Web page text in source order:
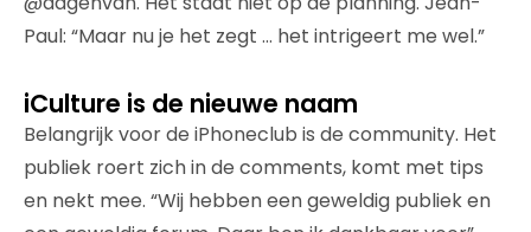
Paul: “Maar nu je het zegt … het intrigeert me wel.”
iCulture is de nieuwe naam
Belangrijk voor de iPhoneclub is de community. Het
publiek roert zich in de comments, komt met tips
en nekt mee. “Wij hebben een geweldig publiek en